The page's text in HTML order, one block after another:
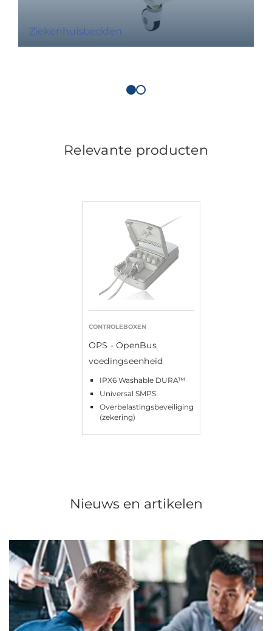
Ziekenhuisbedden
Relevante producten
CONTROLEBOXEN
OPS - OpenBus
voedingseenheid
IPX6 Washable DURA™
Universal SMPS
Overbelastingsbeveiliging
(zekering)
Nieuws en artikelen